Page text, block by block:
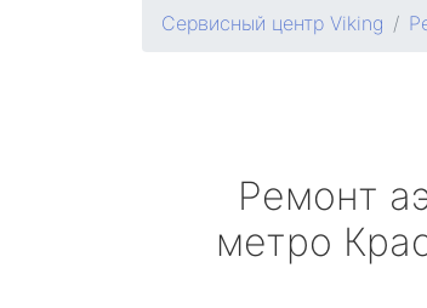
Сервисный центр Viking
Ремонт
метро